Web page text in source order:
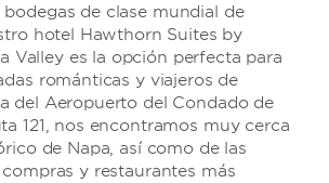
bodegas de clase mundial de
hotel Hawthorn Suites by
Valley es la opción perfecta para
románticas y viajeros de
del Aeropuerto del Condado de
121, nos encontramos muy cerca
de Napa, así como de las
y restaurantes más